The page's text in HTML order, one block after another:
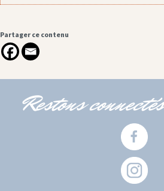
Partager ce contenu
Restons connectés